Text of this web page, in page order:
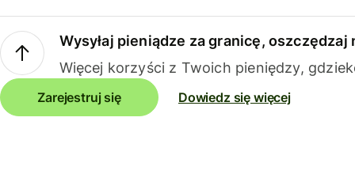
Wysyłaj pieniądze za granicę, oszczędzaj
Więcej korzyści z Twoich pieniędzy,
Zarejestruj się Dowiedz się więcej